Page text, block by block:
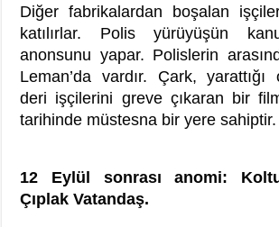
Diğer fabrikalardan boşalan
katılırlar. Polis yürüyüşün
anonsunu yapar. Polislerin
Leman’da vardır. Çark,
deri işçilerini greve çıkaran bir
tarihinde müstesna bir yere sahiptir.
12 Eylül sonrası anomi:
Çıplak Vatandaş.